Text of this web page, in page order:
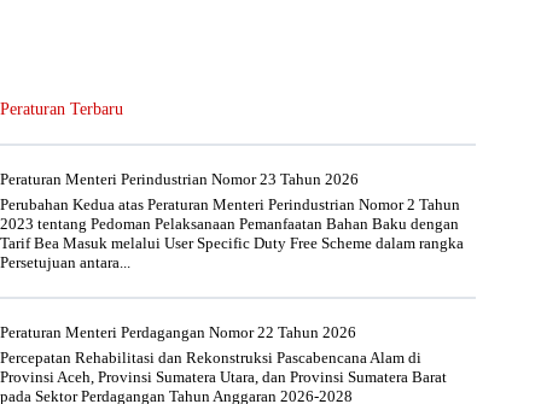
Peraturan Terbaru
Peraturan Menteri Perindustrian Nomor 23 Tahun 2026
Perubahan Kedua atas Peraturan Menteri Perindustrian Nomor 2 Tahun
2023 tentang Pedoman Pelaksanaan Pemanfaatan Bahan Baku dengan
Tarif Bea Masuk melalui User Specific Duty Free Scheme dalam rangka
Persetujuan antara...
Peraturan Menteri Perdagangan Nomor 22 Tahun 2026
Percepatan Rehabilitasi dan Rekonstruksi Pascabencana Alam di
Provinsi Aceh, Provinsi Sumatera Utara, dan Provinsi Sumatera Barat
pada Sektor Perdagangan Tahun Anggaran 2026-2028